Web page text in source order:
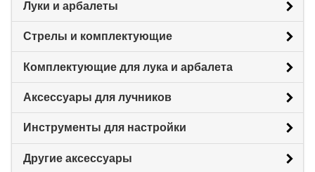
Луки и арбалеты
Стрелы и комплектующие
Комплектующие для лука и арбалета
Аксессуары для лучников
Инструменты для настройки
Другие аксессуары